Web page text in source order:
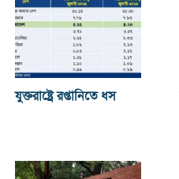
যুক্তরাষ্ট্রে রপ্তানিতে ধস